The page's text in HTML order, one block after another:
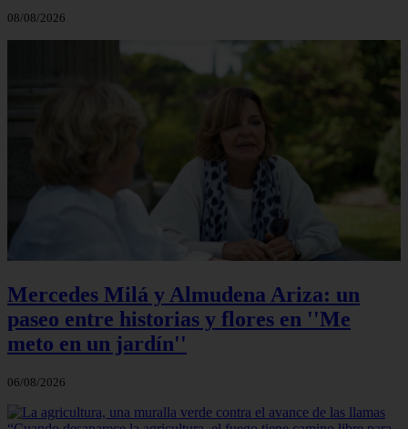
08/08/2026
Mercedes Milá y Almudena Ariza: un
paseo entre historias y flores en ''Me
meto en un jardín''
06/08/2026